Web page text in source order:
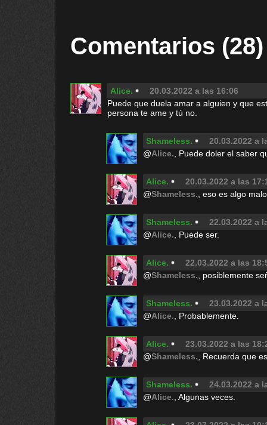
Comentarios (28)
Alice.
20.03.2022 a las 16:06
Puede que duela amar a alguien y que
persona te ame y tú no.
Shameless.
20.03.2022 a
@Alice. , Puede doler el saber
Alice.
20.03.2022 a las
@Shameless. , eso es algo
Shameless.
22.03.2022 a
@Alice. , Puede ser.
Alice.
22.03.2022 a las
@Shameless. , posiblemente
Shameless.
23.03.2022 a
@Alice. , Probablemente.
Alice.
23.03.2022 a las
@Shameless. , Recuerda que
Shameless.
24.03.2022 a
@Alice. , Algunas veces.